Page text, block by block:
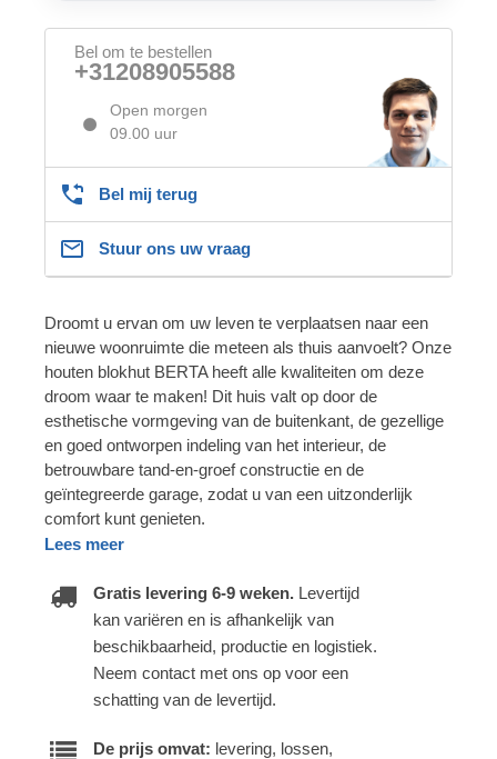
Bel om te bestellen
+31208905588
Open morgen
09.00 uur
Bel mij terug
Stuur ons uw vraag
Droomt u ervan om uw leven te verplaatsen naar een
nieuwe woonruimte die meteen als thuis aanvoelt? Onze
houten blokhut BERTA heeft alle kwaliteiten om deze
droom waar te maken! Dit huis valt op door de
esthetische vormgeving van de buitenkant, de gezellige
en goed ontworpen indeling van het interieur, de
betrouwbare tand-en-groef constructie en de
geïntegreerde garage, zodat u van een uitzonderlijk
comfort kunt genieten.
Lees meer
Gratis levering 6-9 weken. Levertijd
kan variëren en is afhankelijk van
beschikbaarheid, productie en logistiek.
Neem contact met ons op voor een
schatting van de levertijd.
De prijs omvat: levering, lossen,